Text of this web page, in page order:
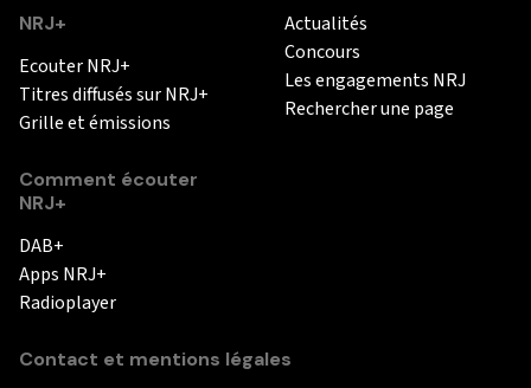
NRJ+
Ecouter NRJ+
Titres diffusés sur NRJ+
Grille et émissions
Comment écouter
NRJ+
DAB+
Apps NRJ+
Radioplayer
Actualités
Concours
Les engagements NRJ
Rechercher une page
Contact et mentions légales